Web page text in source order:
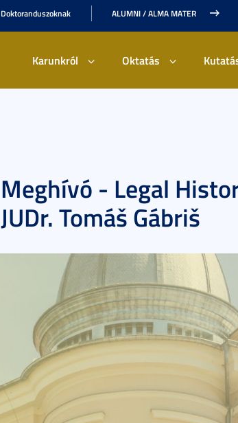
Doktoranduszoknak ALUMNI / ALMA MATER
Karunkról Oktatás
Meghívó - Legal
JUDr. Tomáš Gábriš